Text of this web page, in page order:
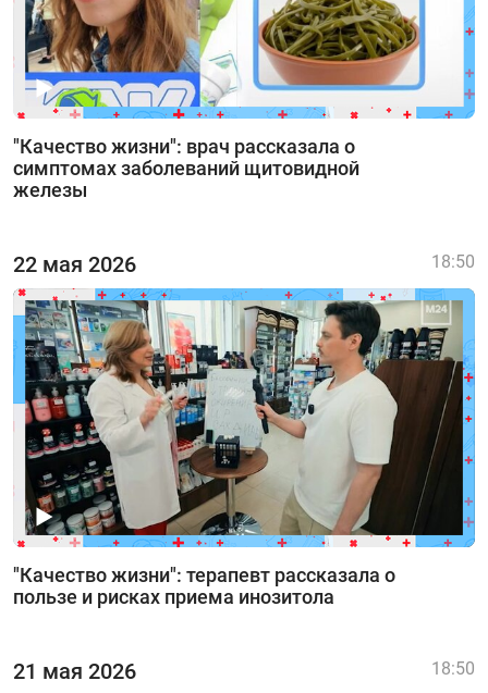
"Качество жизни": врач рассказала о
симптомах заболеваний щитовидной
железы
22 мая 2026
"Качество жизни": терапевт рассказала о
пользе и рисках приема инозитола
18:50
21 мая 2026 18:50